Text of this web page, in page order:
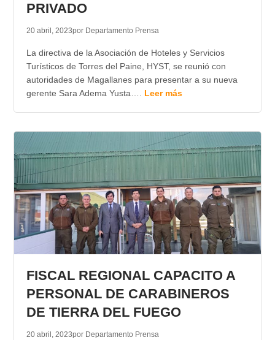
PRIVADO
20 abril, 2023por Departamento Prensa
La directiva de la Asociación de Hoteles y Servicios
Turísticos de Torres del Paine, HYST, se reunió con
autoridades de Magallanes para presentar a su nueva
gerente Sara Adema Yusta…. Leer más
FISCAL REGIONAL CAPACITO A
PERSONAL DE CARABINEROS
DE TIERRA DEL FUEGO
20 abril, 2023por Departamento Prensa